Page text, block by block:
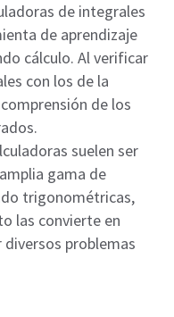
de integrales
de aprendizaje
cálculo. Al verificar
con los de la
de los
suelen ser
gama de
trigonométricas,
las convierte en
problemas